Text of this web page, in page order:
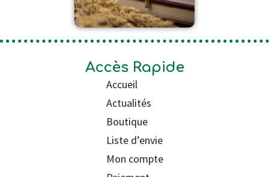
Accès Rapide
Accueil
Actualités
Boutique
Liste d’envie
Mon compte